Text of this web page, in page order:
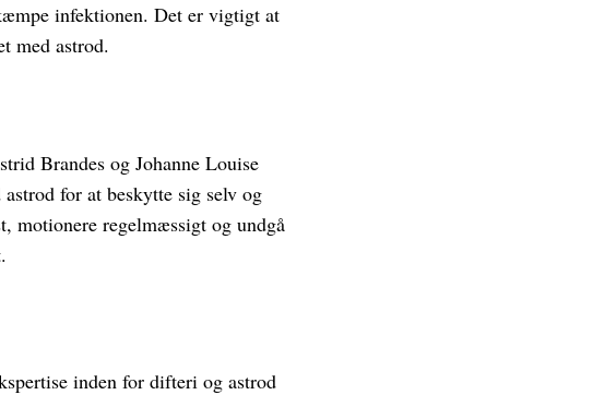
infektionen. Det er vigtigt at
med astrod.
Brandes og Johanne Louise
for at beskytte sig selv og
motionere regelmæssigt og undgå
inden for difteri og astrod